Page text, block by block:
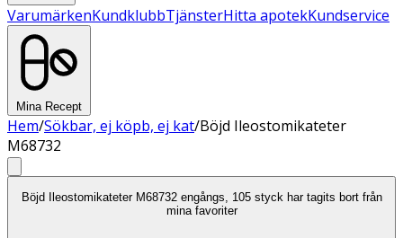
VarumärkenKundklubbTjänsterHitta apotekKundservice
Mina Recept
Hem/Sökbar, ej köpb, ej kat/Böjd Ileostomikateter
M68732
Böjd Ileostomikateter M68732 engångs, 105 styck har tagits bort från
mina favoriter